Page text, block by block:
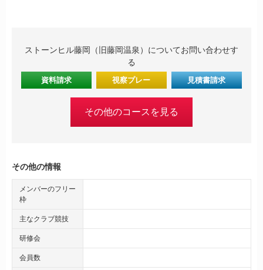
ストーンヒル藤岡（旧藤岡温泉）についてお問い合わせす
る
資料請求 視察プレー 見積書請求
その他のコースを見る
その他の情報
メンバーのフリー
枠
主なクラブ競技
研修会
会員数